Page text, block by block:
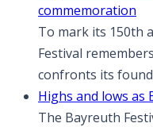
commemoration
To mark its 150th
Festival
confronts its
Highs and lows as
The Bayreuth